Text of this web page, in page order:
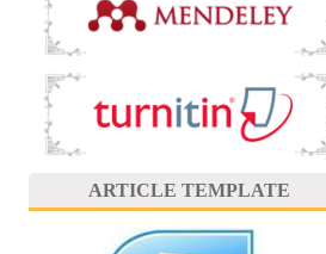
ARTICLE TEMPLATE